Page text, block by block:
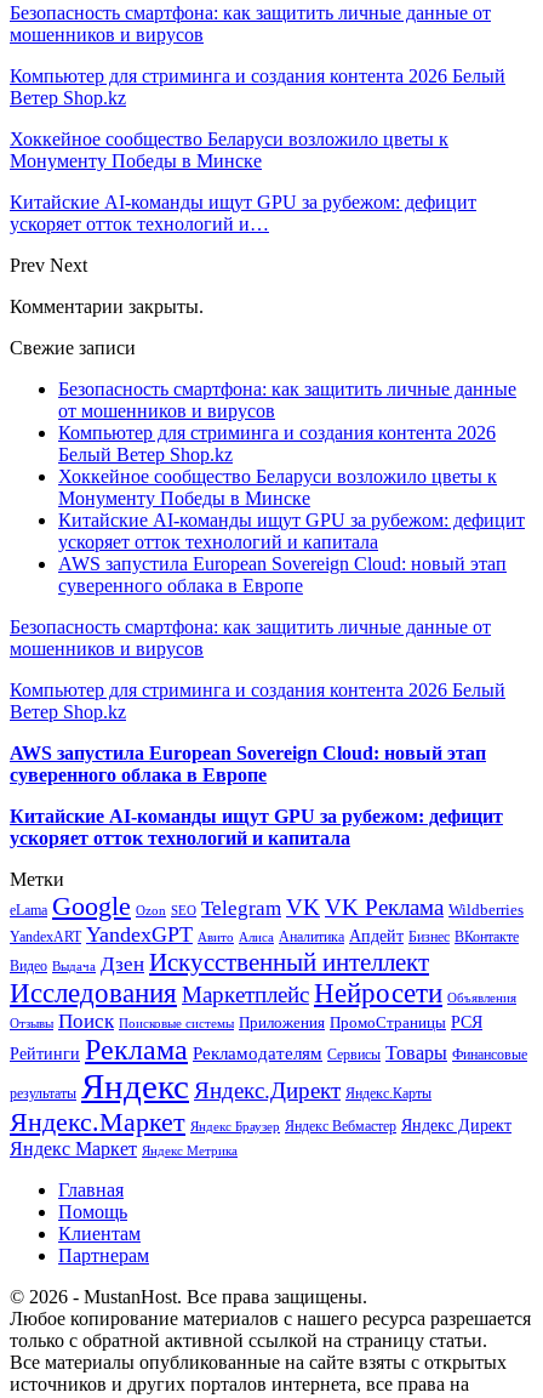
Безопасность смартфона: как защитить личные данные от
мошенников и вирусов
Компьютер для стриминга и создания контента 2026 Белый
Ветер Shop.kz
Хоккейное сообщество Беларуси возложило цветы к
Монументу Победы в Минске
Китайские AI-команды ищут GPU за рубежом: дефицит
ускоряет отток технологий и…
Prev Next
Комментарии закрыты.
Свежие записи
Безопасность смартфона: как защитить личные данные
от мошенников и вирусов
Компьютер для стриминга и создания контента 2026
Белый Ветер Shop.kz
Хоккейное сообщество Беларуси возложило цветы к
Монументу Победы в Минске
Китайские AI-команды ищут GPU за рубежом: дефицит
ускоряет отток технологий и капитала
AWS запустила European Sovereign Cloud: новый этап
суверенного облака в Европе
Безопасность смартфона: как защитить личные данные от
мошенников и вирусов
Компьютер для стриминга и создания контента 2026 Белый
Ветер Shop.kz
AWS запустила European Sovereign Cloud: новый этап
суверенного облака в Европе
Китайские AI-команды ищут GPU за рубежом: дефицит
ускоряет отток технологий и капитала
Метки
eLama Google Ozon SEO Telegram VK VK Реклама Wildberries
YandexART YandexGPT Авито Алиса Аналитика Апдейт Бизнес ВКонтакте
Видео Выдача Дзен Искусственный интеллект
Исследования МаркетплейсНейросети Объявления
Отзывы Поиск Поисковые системы Приложения ПромоСтраницы РСЯ
Рейтинги Реклама Рекламодателям Сервисы Товары Финансовые
результаты Яндекс Яндекс.Директ Яндекс.Карты
Яндекс.Маркет Яндекс Браузер Яндекс Вебмастер Яндекс Директ
Яндекс Маркет Яндекс Метрика
Главная
Помощь
Клиентам
Партнерам
© 2026 - MustanHost. Все права защищены.
Любое копирование материалов с нашего ресурса разрешается
только с обратной активной ссылкой на страницу статьи.
Все материалы опубликованные на сайте взяты с открытых
источников и других порталов интернета, все права на